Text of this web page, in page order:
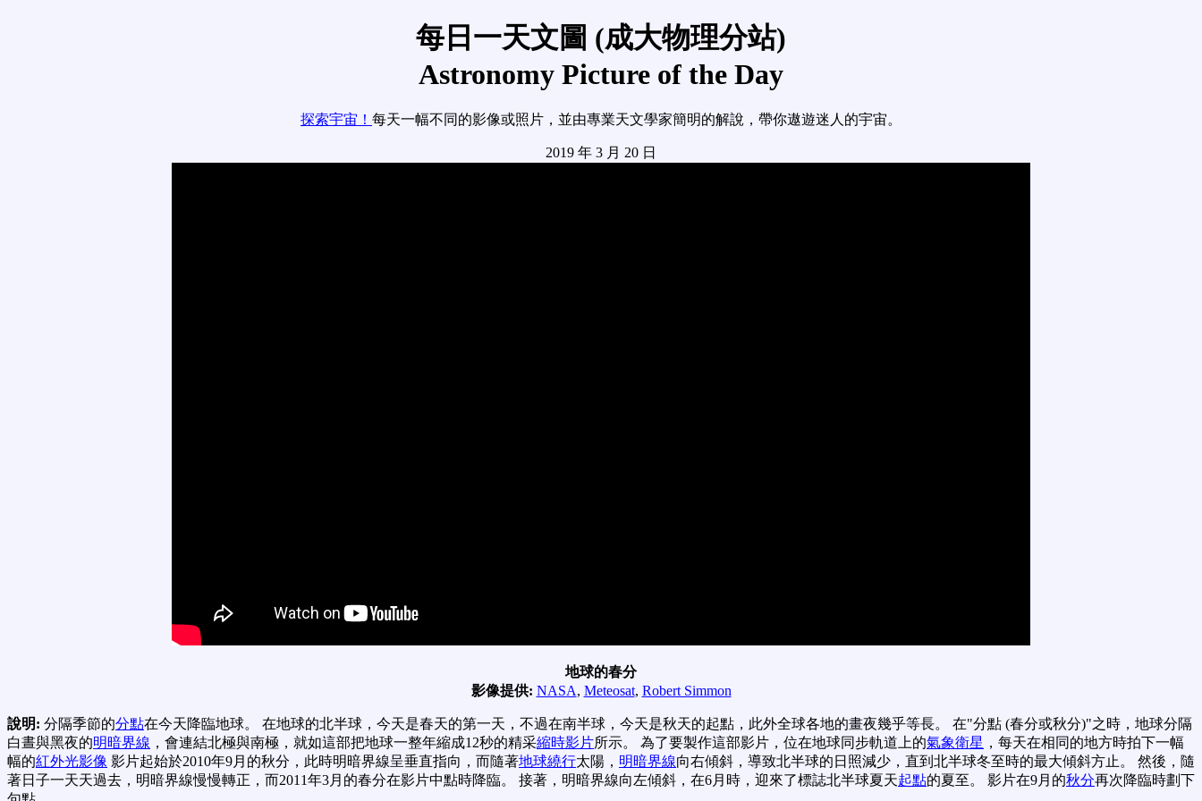
每日一天文圖 (成大物理分站)
Astronomy Picture of the Day
探索宇宙！ 每天一幅不同的影像或照片，並由專業天文學家簡明的解說，帶你遨遊迷人的宇宙。
2019 年 3 月 20 日
地球的春分
影像提供: NASA, Meteosat, Robert Simmon
說明: 分隔季節的分點在今天降臨地球。 在地球的北半球，今天是春天的第一天，不過在南半球，今天是秋天的起點，此外全球各地的畫夜幾乎等長。 在"分點 (春分或秋分)"之時，地球分隔
白晝與黑夜的明暗界線 ，會連結北極與南極，就如這部把地球一整年縮成12秒的精采縮時影片所示。 為了要製作這部影片，位在地球同步軌道上的氣象衛星 ，每天在相同的地方時拍下一幅
幅的紅外光影像 影片起始於2010年9月的秋分，此時明暗界線呈垂直指向，而隨著地球繞行太陽， 明暗界線向右傾斜，導致北半球的日照減少，直到北半球冬至時的最大傾斜方止。 然後，隨
著日子一天天過去，明暗界線慢慢轉正，而2011年3月的春分在影片中點時降臨。 接著，明暗界線向左傾斜，在6月時，迎來了標誌北半球夏天起點的夏至。 影片在9月的秋分再次降臨時劃下